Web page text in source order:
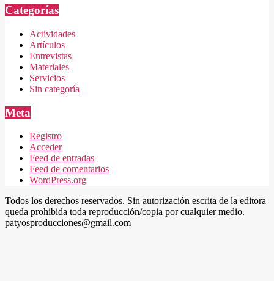
Categorías
Actividades
Artículos
Entrevistas
Materiales
Servicios
Sin categoría
Meta
Registro
Acceder
Feed de entradas
Feed de comentarios
WordPress.org
Todos los derechos reservados. Sin autorización escrita de la editora
queda prohibida toda reproducción/copia por cualquier medio.
patyosproducciones@gmail.com